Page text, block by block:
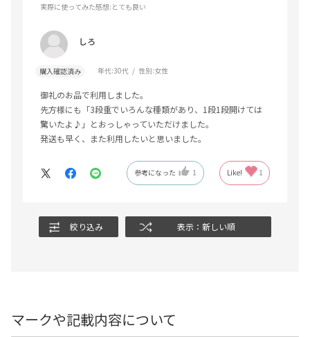
実際に使ってみた感想:とても良い
しろ
購入確認済み 年代:30代 性別:女性
御礼のお品で利用しました。
先方様にも「3段重でいろんな種類があり、1段1段開けては
驚いたよ♪」とおっしゃっていただけました。
発送も早く、また利用したいと思いました。
参考になった 1 Like! 1
絞り込み 表示：新しい順
マークや記載内容について